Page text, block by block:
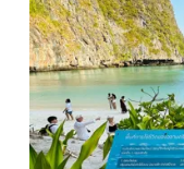
代，年輕的達爾文
集到這種猛禽的標
（John Gould）鑑
亮羽衣，卻喜歡出
隼一起翻找腐食，